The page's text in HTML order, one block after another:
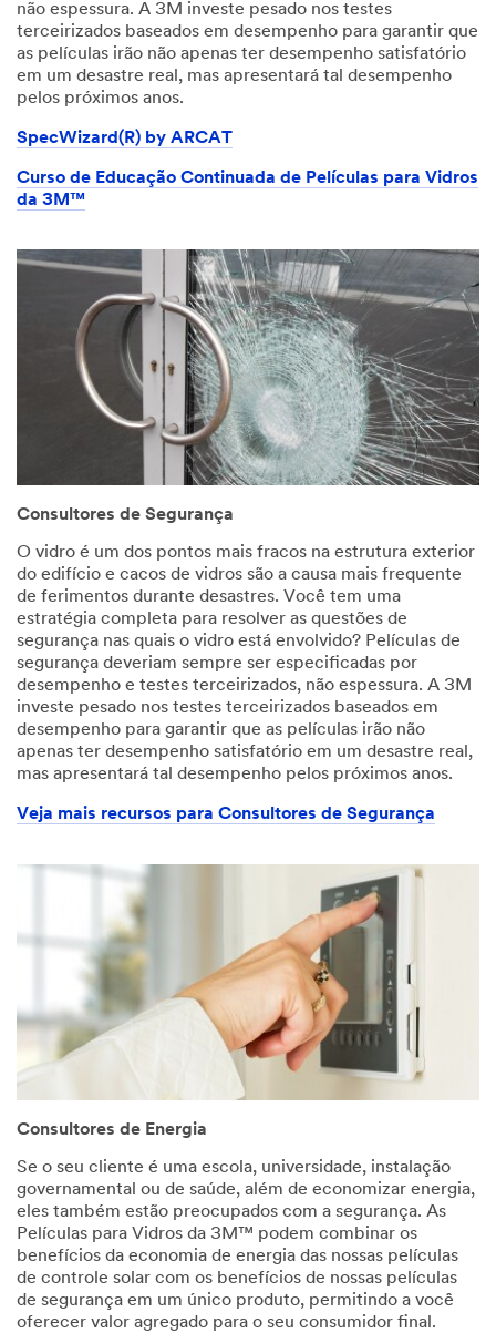
não espessura. A 3M investe pesado nos testes
terceirizados baseados em desempenho para garantir que
as películas irão não apenas ter desempenho satisfatório
em um desastre real, mas apresentará tal desempenho
pelos próximos anos.
SpecWizard(R) by ARCAT
Curso de Educação Continuada de Películas para Vidros
da 3M™
Consultores de Segurança
O vidro é um dos pontos mais fracos na estrutura exterior
do edifício e cacos de vidros são a causa mais frequente
de ferimentos durante desastres. Você tem uma
estratégia completa para resolver as questões de
segurança nas quais o vidro está envolvido? Películas de
segurança deveriam sempre ser especificadas por
desempenho e testes terceirizados, não espessura. A 3M
investe pesado nos testes terceirizados baseados em
desempenho para garantir que as películas irão não
apenas ter desempenho satisfatório em um desastre real,
mas apresentará tal desempenho pelos próximos anos.
Veja mais recursos para Consultores de Segurança
Consultores de Energia
Se o seu cliente é uma escola, universidade, instalação
governamental ou de saúde, além de economizar energia,
eles também estão preocupados com a segurança. As
Películas para Vidros da 3M™ podem combinar os
benefícios da economia de energia das nossas películas
de controle solar com os benefícios de nossas películas
de segurança em um único produto, permitindo a você
oferecer valor agregado para o seu consumidor final.